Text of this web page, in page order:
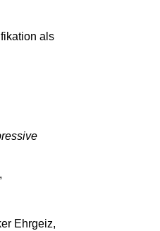
als
,
Ehrgeiz,